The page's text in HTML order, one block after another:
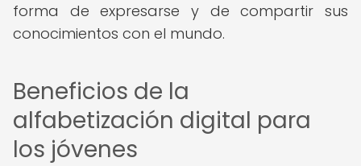
forma de expresarse y de compartir sus
conocimientos con el mundo.
Beneficios de la
alfabetización digital para
los jóvenes